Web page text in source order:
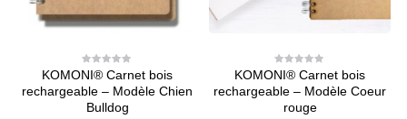
0
of
5
KOMONI® Carnet bois
rechargeable – Modèle Chien
Bulldog
0
of
KOMONI® Carnet bois
rechargeable – Modèle Coeur
rouge